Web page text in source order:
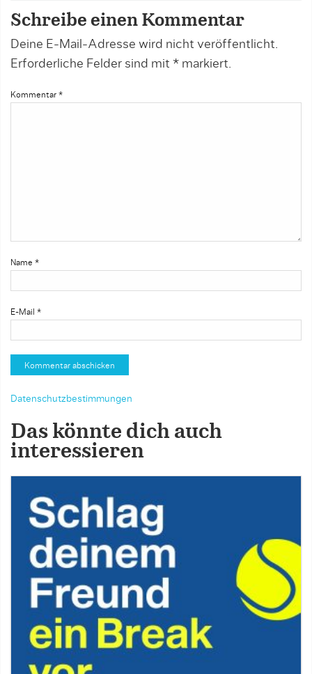
Schreibe einen Kommentar
Deine E-Mail-Adresse wird nicht veröffentlicht.
Erforderliche Felder sind mit * markiert.
Kommentar *
Name *
E-Mail *
Datenschutzbestimmungen
Das könnte dich auch
interessieren